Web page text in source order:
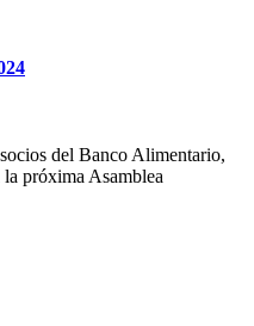
del Banco Alimentario,
próxima Asamblea